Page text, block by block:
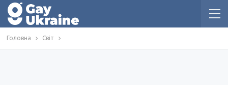
Головна Світ